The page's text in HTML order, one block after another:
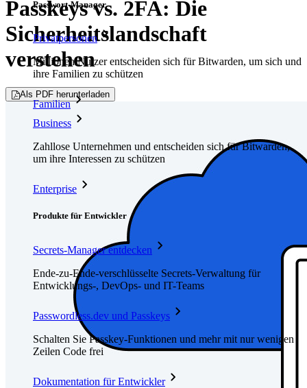
Passwort-Manager
Privatpersonen
Millionen Nutzer entscheiden sich für Bitwarden, um sich und
ihre Familien zu schützen
Familien
Business
Zahllose Unternehmen und entscheiden sich für Bitwarden,
um ihre Interessen zu schützen
Enterprise
Produkte für Entwickler
Secrets-Manager entdecken
Ende-zu-Ende-verschlüsselte Secrets-Verwaltung für
Entwicklungs-, DevOps- und IT-Teams
Passwordless.dev und Passkeys
Schalten Sie Passkey-Funktionen und mehr mit nur wenigen
Zeilen Code frei
Dokumentation für Entwickler
Passkeys vs. 2FA: Die
Sicherheitslandschaft
verstehen
Als PDF herunterladen